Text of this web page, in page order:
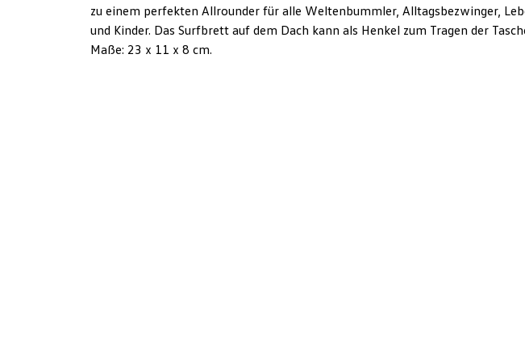
zu einem perfekten Allrounder für alle Weltenbummler, Alltagsbezwinger,
und Kinder. Das Surfbrett auf dem Dach kann als Henkel zum Tragen der
Maße: 23 x 11 x 8 cm.